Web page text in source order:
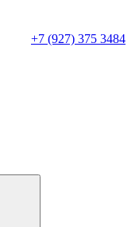
+7 (927) 375 3484